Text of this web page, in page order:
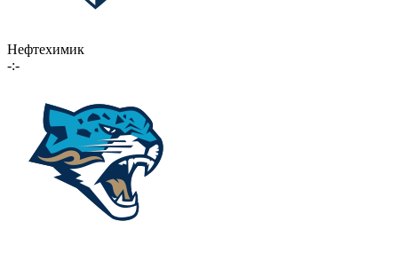
Нефтехимик
-:-